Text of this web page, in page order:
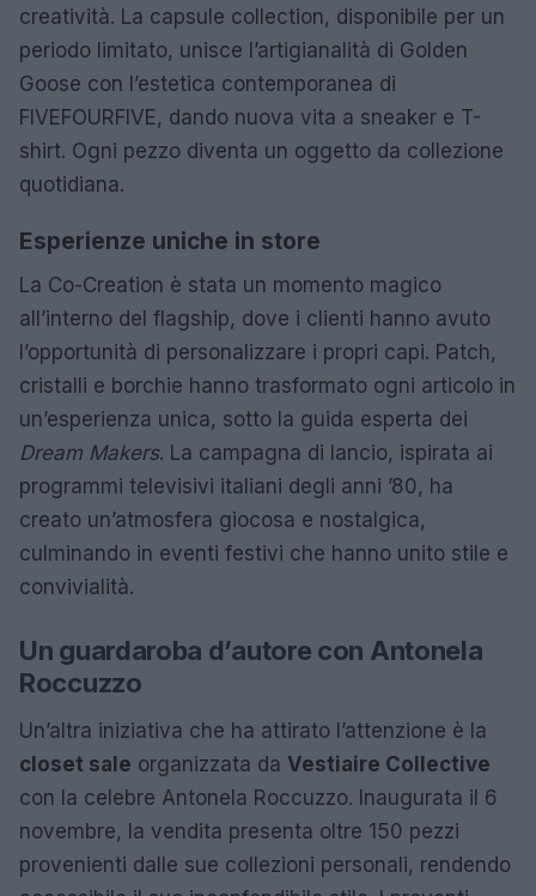
creatività. La capsule collection, disponibile per un
periodo limitato, unisce l’artigianalità di Golden
Goose con l’estetica contemporanea di
FIVEFOURFIVE, dando nuova vita a sneaker e T-
shirt. Ogni pezzo diventa un oggetto da collezione
quotidiana.
Esperienze uniche in store
La Co-Creation è stata un momento magico
all’interno del flagship, dove i clienti hanno avuto
l’opportunità di personalizzare i propri capi. Patch,
cristalli e borchie hanno trasformato ogni articolo in
un’esperienza unica, sotto la guida esperta dei
Dream Makers. La campagna di lancio, ispirata ai
programmi televisivi italiani degli anni ’80, ha
creato un’atmosfera giocosa e nostalgica,
culminando in eventi festivi che hanno unito stile e
convivialità.
Un guardaroba d’autore con Antonela
Roccuzzo
Un’altra iniziativa che ha attirato l’attenzione è la
closet sale organizzata da Vestiaire Collective
con la celebre Antonela Roccuzzo. Inaugurata il 6
novembre, la vendita presenta oltre 150 pezzi
provenienti dalle sue collezioni personali, rendendo